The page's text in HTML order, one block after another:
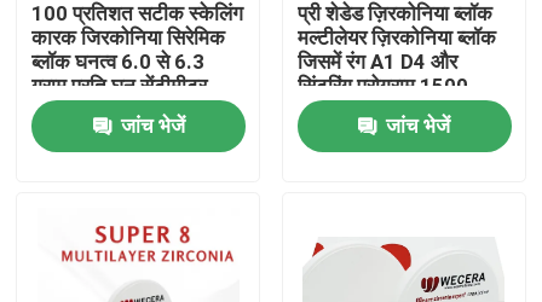
घर
100 प्रतिशत सटीक स्केलिंग
कारक जिरकोनिया सिरेमिक
ब्लॉक घनत्व 6.0 से 6.3
ग्राम प्रति घन सेंटीमीटर
मिलिंग और सीएडी सीएएम
सिस्टम के लिए एकदम सही
जांच भेजें
प्री शेडेड ज़िरकोनिया ब्लॉक
मल्टीलेयर ज़िरकोनिया ब्लॉक
जिसमें रंग A1 D4 और
सिंटरिंग प्रोग्राम 1500
डिग्री डेंटल क्राउन के लिए
आदर्श है
जांच भेजें